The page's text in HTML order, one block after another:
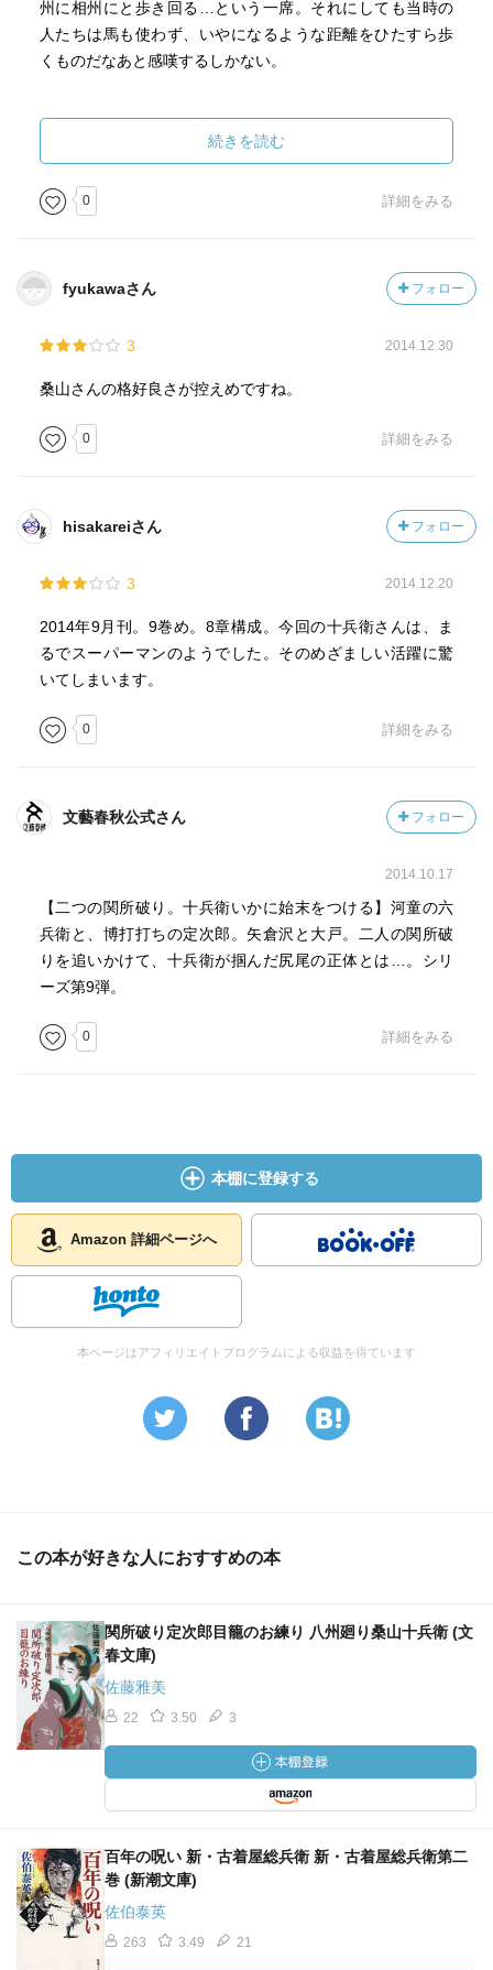
が出てきて吃驚！ 銭の吹き立てをしようと嘘を吐いた又
蔵は山根という場所だが，それが毎日のように通っている
州に相州にと歩き回る…という一席。それにしても当時の
人たちは馬も使わず、いやになるような距離をひたすら歩
くものだなあと感嘆するしかない。
続きを読む
0 詳細をみる
fyukawaさん フォロー
3 2014.12.30
桑山さんの格好良さが控えめですね。
0 詳細をみる
hisakareiさん フォロー
3 2014.12.20
2014年9月刊。9巻め。8章構成。今回の十兵衛さんは、ま
るでスーパーマンのようでした。そのめざましい活躍に驚
いてしまいます。
0 詳細をみる
文藝春秋公式さん フォロー
2014.10.17
【二つの関所破り。十兵衛いかに始末をつける】河童の六
兵衛と、博打打ちの定次郎。矢倉沢と大戸。二人の関所破
りを追いかけて、十兵衛が掴んだ尻尾の正体とは…。シリ
ーズ第9弾。
0 詳細をみる
本棚に登録する
Amazon 詳細ページへ
本ページはアフィリエイトプログラムによる収益を得ています
この本が好きな人におすすめの本
関所破り定次郎目籠のお練り 八州廻り桑山十兵衛 (文
春文庫)
佐藤雅美
22 3.50 3
百年の呪い 新・古着屋総兵衛 新・古着屋総兵衛第二
巻 (新潮文庫)
佐伯泰英
263 3.49 21